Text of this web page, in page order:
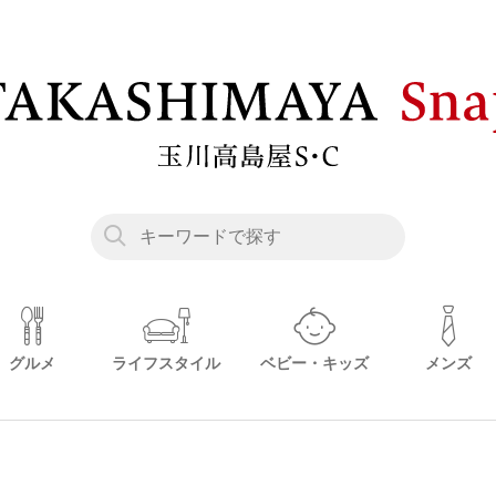
グルメ ライフスタイル ベビー・キッズ メンズ